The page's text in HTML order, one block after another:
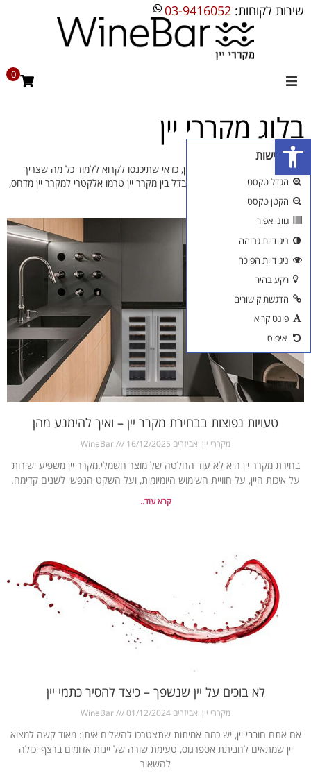
שירות לקוחות: 03-9416052
מקרר יין מדחס
מקרר יין אינטגרלי
מקררים שונים
אביזרים ליין
כוסות יין
0
בלוג מקררי יין
אם אתם עומדים לרכוש מקרר יין, כדאי שתיכנסו לקרוא ללמוד כל מה שצריך
לפני הרכישה החשובה: מה ההבדל בין מקרר יין טרמו אלקטרי למקרר יין מדחס,
למה צריך מדפי עץ
טעויות נפוצות בבחירת מקרר יין – ואיך להימנע מהן
מקררי יין ואביזרים WineBar 16/12/2025
בחירת מקרר יין היא לא עוד החלטה של מוצר חשמלי.מקרר יין משפיע ישירות
על איכות היין, על חוויית השימוש היומיומית, ועל השקט הנפשי לשנים קדימה.
קרא עוד..
לא בוכים על יין שנשפך – כיצד להסיר כתמי יין
מקררי יין ואביזרים WineBar 01/12/2024
אם אתם חובבי יין, יש כמה אמיתות שתצטרכו להשלים איתן: מאוד קשה למצוא
יין שמתאים לחביתת אספרגוס, טעימת שורה של יינות אדומים ברצף יכולה
להשאיר
פתח סרגל נגישות
כלי נגישות
הגדל טקסט
הקטן טקסט
גווני אפור
ניגודיות גבוהה
ניגודיות הפוכה
רקע בהיר
הדגשת קישורים
פונט קריא
איפוס